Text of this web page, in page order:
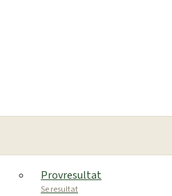
Provresultat
Se resultat